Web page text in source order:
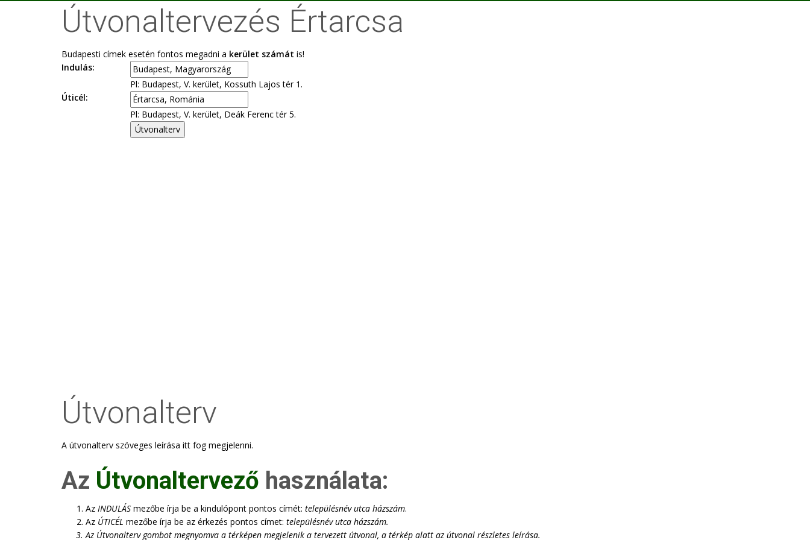
Útvonaltervezés Értarcsa
Budapesti címek esetén fontos megadni a kerület számát is!
Indulás:
Pl: Budapest, V. kerület, Kossuth Lajos tér 1.
Úticél:
Pl: Budapest, V. kerület, Deák Ferenc tér 5.
Útvonalterv
A útvonalterv szöveges leírása itt fog megjelenni.
Az Útvonaltervező használata:
Az INDULÁS mezőbe írja be a kindulópont pontos címét: településnév utca házszám.
Az ÚTICÉL mezőbe írja be az érkezés pontos címet: településnév utca házszám.
Az Útvonaltervgombot megnyomva a térképen megjelenik a tervezett útvonal, a térkép alatt az útvonal részletes leírása.